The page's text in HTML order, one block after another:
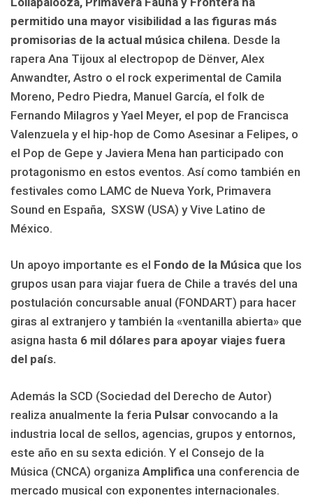
permitido una mayor visibilidad a las figuras más
promisorias de la actual música chilena. Desde la
rapera Ana Tijoux al electropop de Dënver, Alex
Anwandter, Astro o el rock experimental de Camila
Moreno, Pedro Piedra, Manuel García, el folk de
Fernando Milagros y Yael Meyer, el pop de Francisca
Valenzuela y el hip-hop de Como Asesinar a Felipes, o
el Pop de Gepe y Javiera Mena han participado con
protagonismo en estos eventos. Así como también en
festivales como LAMC de Nueva York, Primavera
Sound en España, SXSW (USA) y Vive Latino de
México.
Un apoyo importante es el Fondo de la Música que los
grupos usan para viajar fuera de Chile a través del una
postulación concursable anual (FONDART) para hacer
giras al extranjero y también la «ventanilla abierta» que
asigna hasta 6 mil dólares para apoyar viajes fuera
del país.
Además la SCD (Sociedad del Derecho de Autor)
realiza anualmente la feria Pulsar convocando a la
industria local de sellos, agencias, grupos y entornos,
este año en su sexta edición. Y el Consejo de la
Música (CNCA) organiza Amplifica una conferencia de
mercado musical con exponentes internacionales.